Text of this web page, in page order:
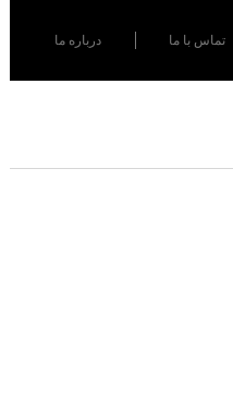
تماس با ما درباره ما